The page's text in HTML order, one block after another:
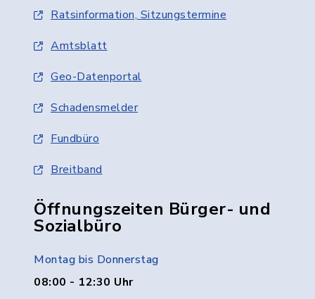
Ratsinformation, Sitzungstermine
Amtsblatt
Geo-Datenportal
Schadensmelder
Fundbüro
Breitband
Öffnungszeiten Bürger- und
Sozialbüro
Montag bis Donnerstag
08:00 - 12:30 Uhr